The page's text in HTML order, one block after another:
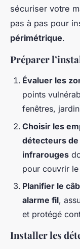
sécuriser votre
pas à pas pour
périmétrique.
Préparer
Évaluer les
points
fenêtres,
Choisir les
détecteurs
infrarouges
pour couvrir
Planifier le
alarme fil,
et protégé
Installer les